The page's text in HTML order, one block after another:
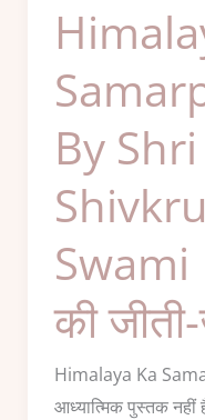
By Shri
Swami
की
Himalaya Ka
आध्यात्मिक पुस्तक
Shri
Shivkrupanand
Swami
|
आध्यात्मिकता
की
जीती-
जागती
धारा